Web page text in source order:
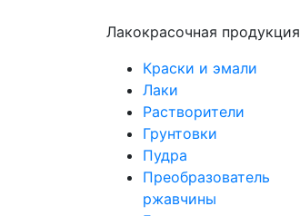
Лакокрасочная продукция
Краски и эмали
Лаки
Растворители
Грунтовки
Пудра
Преобразователь
ржавчины